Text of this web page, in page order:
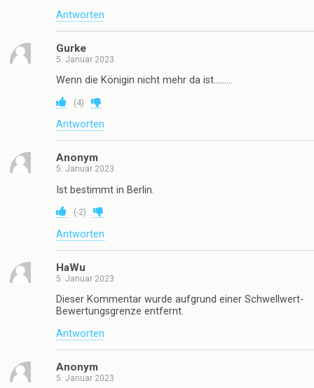
Antworten
Gurke
5. Januar 2023
Wenn die Königin nicht mehr da ist………
(4)
Antworten
Anonym
5. Januar 2023
Ist bestimmt in Berlin.
(-2)
Antworten
HaWu
5. Januar 2023
Dieser Kommentar wurde aufgrund einer Schwellwert-
Bewertungsgrenze entfernt.
Antworten
Anonym
5. Januar 2023